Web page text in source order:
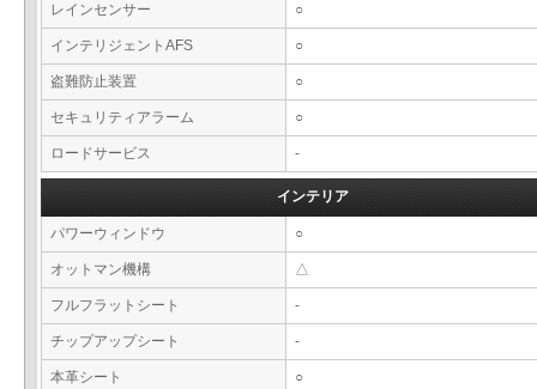
レインセンサー ○
インテリジェントAFS ○
盗難防止装置 ○
セキュリティアラーム ○
ロードサービス -
インテリア
パワーウィンドウ ○
オットマン機構 △
フルフラットシート -
チップアップシート -
本革シート ○